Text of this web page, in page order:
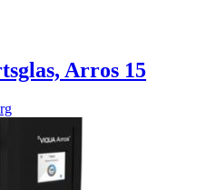
Arros 15